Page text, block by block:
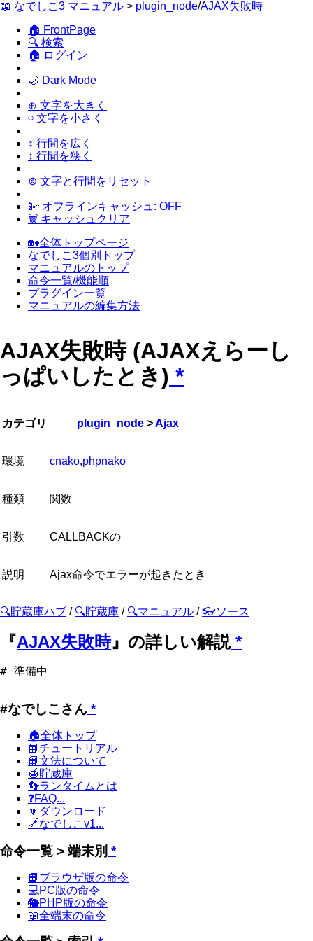
📖 なでしこ3 マニュアル > plugin_node/AJAX失敗時
🏠 FrontPage
🔍 検索
🏠 ログイン
🌙 Dark Mode
⊕ 文字を大きく
⊖ 文字を小さく
↕ 行間を広く
↕ 行間を狭く
⊚ 文字と行間をリセット
📴 オフラインキャッシュ: OFF
🗑 キャッシュクリア
🏡全体トップページ
なでしこ3個別トップ
マニュアルのトップ
命令一覧/機能順
プラグイン一覧
マニュアルの編集方法
AJAX失敗時 (AJAXえらーし
っぱいしたとき) *
カテゴリ plugin_node >Ajax
環境 cnako,phpnako
種類 関数
引数 CALLBACKの
説明 Ajax命令でエラーが起きたとき
🔍貯蔵庫ハブ / 🔍貯蔵庫 / 🔍マニュアル /👓ソース
『AJAX失敗時』の詳しい解説*
#なでしこさん *
🏠全体トップ
📙チュートリアル
📙文法について
🍯貯蔵庫
👣ランタイムとは
❓FAQ...
🔽ダウンロード
🔗なでしこv1...
命令一覧 > 端末別 *
📙ブラウザ版の命令
💻PC版の命令
🐘PHP版の命令
📖全端末の命令